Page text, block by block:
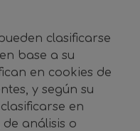
clasificarse
base a su
en cookies de
y según su
en
análisis o